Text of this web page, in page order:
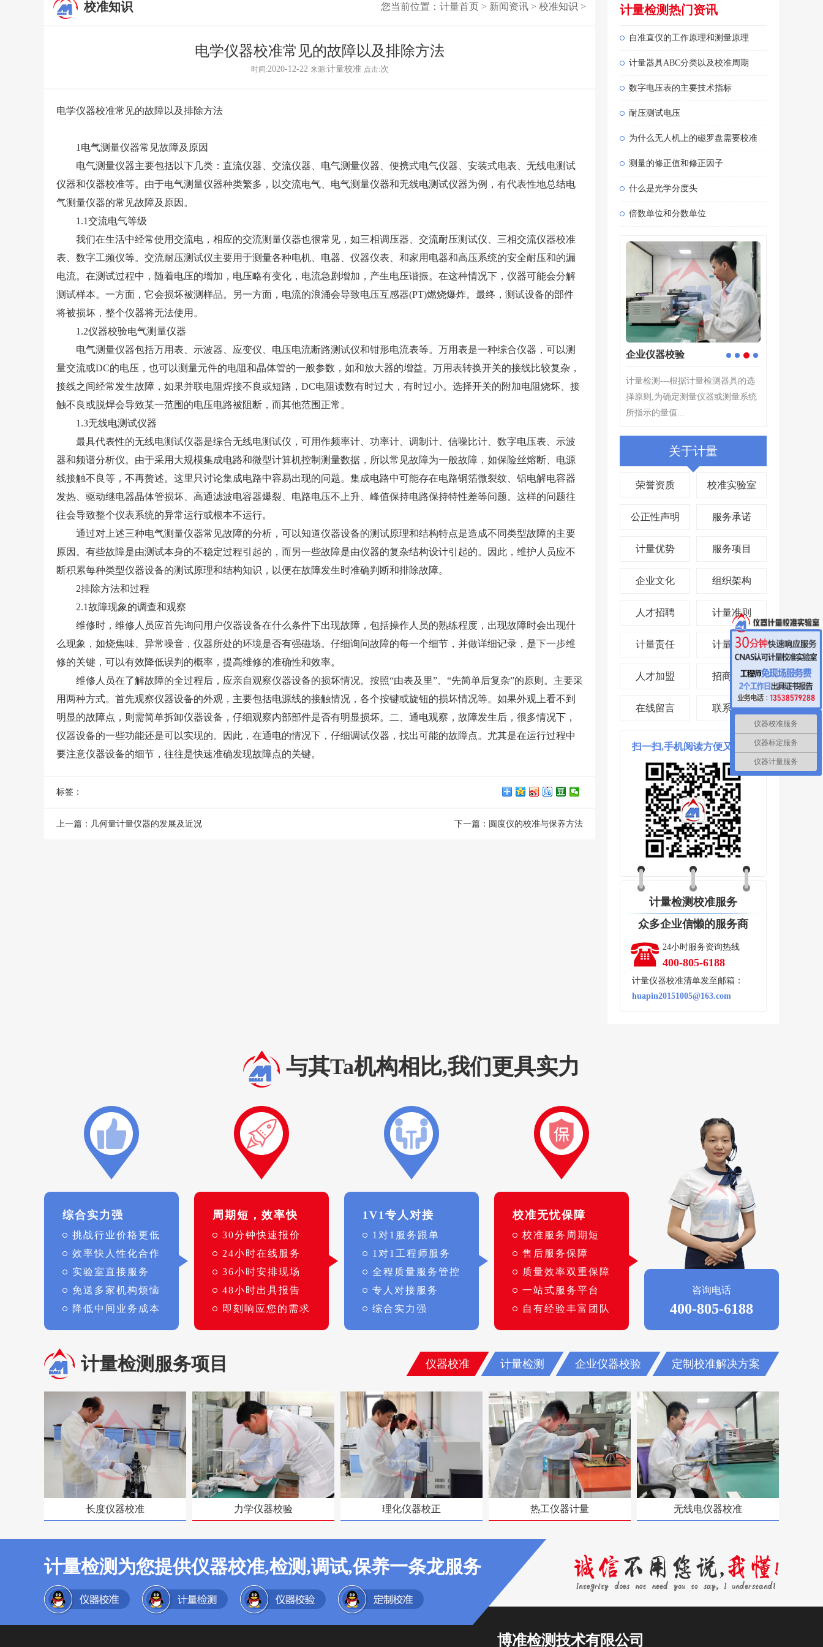
您当前位置： 计量首页 > 新闻资讯 > 校准知识 >
校准知识
电学仪器校准常见的故障以及排除方法
时间:2020-12-22 来源:计量校准 点击:次
电学仪器校准常见的故障以及排除方法
1电气测量仪器常见故障及原因
电气测量仪器主要包括以下几类：直流仪器、交流仪器、电气测量仪器、便携式电气仪器、安装式电表、无线电测试
仪器和仪器校准等。由于电气测量仪器种类繁多，以交流电气、电气测量仪器和无线电测试仪器为例，有代表性地总结电
气测量仪器的常见故障及原因。
1.1交流电气等级
我们在生活中经常使用交流电，相应的交流测量仪器也很常见，如三相调压器、交流耐压测试仪、三相交流仪器校准
表、数字工频仪等。交流耐压测试仪主要用于测量各种电机、电器、仪器仪表、和家用电器和高压系统的安全耐压和的漏
电流。在测试过程中，随着电压的增加，电压略有变化，电流急剧增加，产生电压谐振。在这种情况下，仪器可能会分解
测试样本。一方面，它会损坏被测样品。另一方面，电流的浪涌会导致电压互感器(PT)燃烧爆炸。最终，测试设备的部件
将被损坏，整个仪器将无法使用。
1.2仪器校验电气测量仪器
电气测量仪器包括万用表、示波器、应变仪、电压电流断路测试仪和钳形电流表等。万用表是一种综合仪器，可以测
量交流或DC的电压，也可以测量元件的电阻和晶体管的一般参数，如和放大器的增益。万用表转换开关的接线比较复杂，
接线之间经常发生故障，如果并联电阻焊接不良或短路，DC电阻读数有时过大，有时过小。选择开关的附加电阻烧坏、接
触不良或脱焊会导致某一范围的电压电路被阻断，而其他范围正常。
1.3无线电测试仪器
最具代表性的无线电测试仪器是综合无线电测试仪，可用作频率计、功率计、调制计、信噪比计、数字电压表、示波
器和频谱分析仪。由于采用大规模集成电路和微型计算机控制测量数据，所以常见故障为一般故障，如保险丝熔断、电源
线接触不良等，不再赘述。这里只讨论集成电路中容易出现的问题。集成电路中可能存在电路铜箔微裂纹、铝电解电容器
发热、驱动继电器晶体管损坏、高通滤波电容器爆裂、电路电压不上升、峰值保持电路保持特性差等问题。这样的问题往
往会导致整个仪表系统的异常运行或根本不运行。
通过对上述三种电气测量仪器常见故障的分析，可以知道仪器设备的测试原理和结构特点是造成不同类型故障的主要
原因。有些故障是由测试本身的不稳定过程引起的，而另一些故障是由仪器的复杂结构设计引起的。因此，维护人员应不
断积累每种类型仪器设备的测试原理和结构知识，以便在故障发生时准确判断和排除故障。
2排除方法和过程
2.1故障现象的调查和观察
维修时，维修人员应首先询问用户仪器设备在什么条件下出现故障，包括操作人员的熟练程度，出现故障时会出现什
么现象，如烧焦味、异常噪音，仪器所处的环境是否有强磁场。仔细询问故障的每一个细节，并做详细记录，是下一步维
修的关键，可以有效降低误判的概率，提高维修的准确性和效率。
维修人员在了解故障的全过程后，应亲自观察仪器设备的损坏情况。按照“由表及里”、“先简单后复杂”的原则。主要采
用两种方式。首先观察仪器设备的外观，主要包括电源线的接触情况，各个按键或旋钮的损坏情况等。如果外观上看不到
明显的故障点，则需简单拆卸仪器设备，仔细观察内部部件是否有明显损坏。二、通电观察，故障发生后，很多情况下，
仪器设备的一些功能还是可以实现的。因此，在通电的情况下，仔细调试仪器，找出可能的故障点。尤其是在运行过程中
要注意仪器设备的细节，往往是快速准确发现故障点的关键。
标签：
上一篇： 几何量计量仪器的发展及近况 下一篇： 圆度仪的校准与保养方法
计量检测热门资讯
自准直仪的工作原理和测量原理
计量器具ABC分类以及校准周期
数字电压表的主要技术指标
耐压测试电压
为什么无人机上的磁罗盘需要校准
测量的修正值和修正因子
什么是光学分度头
倍数单位和分数单位
3
仪器校准
仪器校准是仪器设备管理中非常重
计量检测
计量检测---根据计量检测器具的选
企业仪器校验
计量检测---根据计量检测器具的选
择原则,为确定测量仪器或测量系统
所指示的量值...
关于计量
荣誉资质 校准实验室
公正性声明 服务承诺
计量优势 服务项目
企业文化 组织架构
人才招聘 计量准则
计量责任 计量投资
人才加盟 招商合作
在线留言 联系我们
扫一扫,手机阅读方便又省时!
计量检测校准服务
众多企业信懒的服务商
24小时服务资询热线
400-805-6188
计量仪器校准清单发至邮箱：
huapin20151005@163.com
与其Ta机构相比,我们更具实力
综合实力强
挑战行业价格更低
效率快人性化合作
实验室直接服务
免送多家机构烦恼
降低中间业务成本
周期短，效率快
30分钟快速报价
24小时在线服务
36小时安排现场
48小时出具报告
即刻响应您的需求
1V1专人对接
1对1服务跟单
1对1工程师服务
全程质量服务管控
专人对接服务
综合实力强
校准无忧保障
校准服务周期短
售后服务保障
质量效率双重保障
一站式服务平台
自有经验丰富团队
咨询电话
400-805-6188
计量检测服务项目 仪器校准 计量检测 企业仪器校验 定制校准解决方案
长度仪器校准 力学仪器校验 理化仪器校正 热工仪器计量 无线电仪器校准
计量检测为您提供仪器校准,检测,调试,保养一条龙服务
博准检测技术有限公司
仪器校准服务
仪器标定服务
仪器计量服务